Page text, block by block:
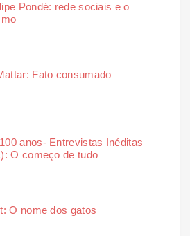
Pondé: rede sociais e o
Fato consumado
anos- Entrevistas Inéditas
O começo de tudo
O nome dos gatos